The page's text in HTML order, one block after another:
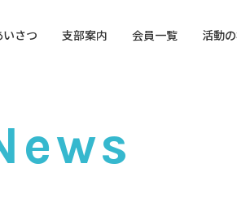
いさつ 支部案内 会員一覧 活動